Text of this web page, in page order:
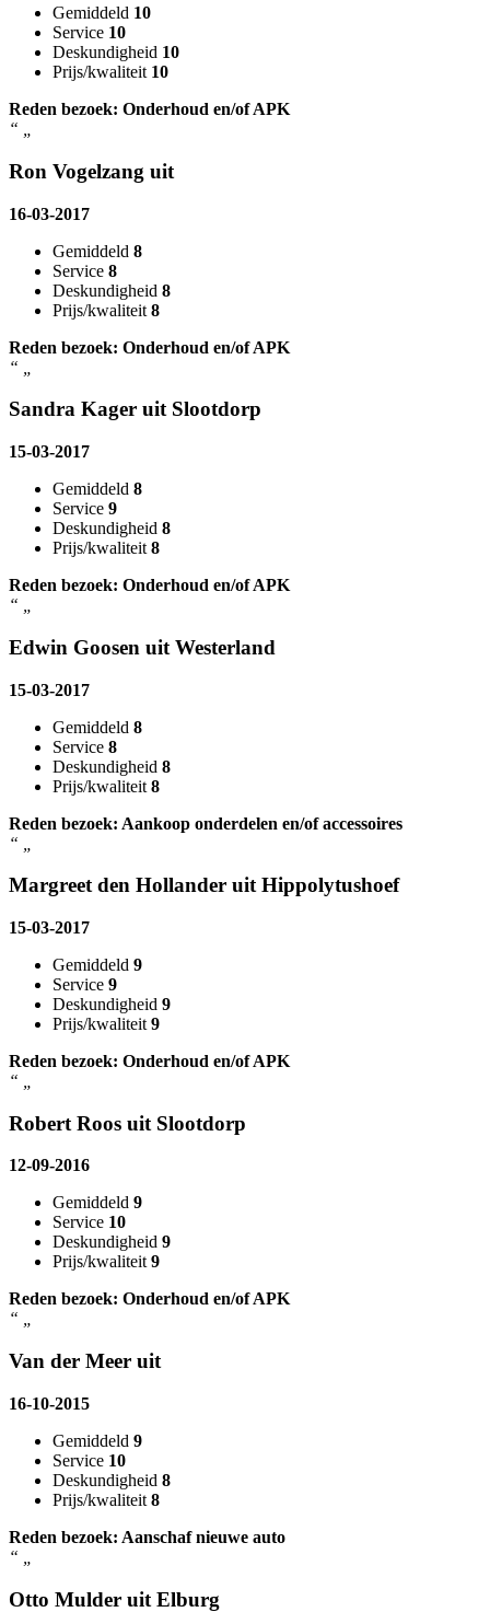
Gemiddeld 10
Service 10
Deskundigheid 10
Prijs/kwaliteit 10
Reden bezoek: Onderhoud en/of APK
“
Ron Vogelzang uit
16-03-2017
Gemiddeld 8
Service 8
Deskundigheid 8
Prijs/kwaliteit 8
Reden bezoek: Onderhoud en/of APK
“
Sandra Kager uit Slootdorp
15-03-2017
Gemiddeld 8
Service 9
Deskundigheid 8
Prijs/kwaliteit 8
Reden bezoek: Onderhoud en/of APK
“
Edwin Goosen uit Westerland
15-03-2017
Gemiddeld 8
Service 8
Deskundigheid 8
Prijs/kwaliteit 8
Reden bezoek: Aankoop onderdelen en/of accessoires
“
Margreet den Hollander uit Hippolytushoef
15-03-2017
Gemiddeld 9
Service 9
Deskundigheid 9
Prijs/kwaliteit 9
Reden bezoek: Onderhoud en/of APK
“
Robert Roos uit Slootdorp
12-09-2016
Gemiddeld 9
Service 10
Deskundigheid 9
Prijs/kwaliteit 9
Reden bezoek: Onderhoud en/of APK
“ „
Van der Meer uit
16-10-2015
Gemiddeld 9
Service 10
Deskundigheid 8
Prijs/kwaliteit 8
Reden bezoek: Aanschaf nieuwe auto
“
Otto Mulder uit Elburg